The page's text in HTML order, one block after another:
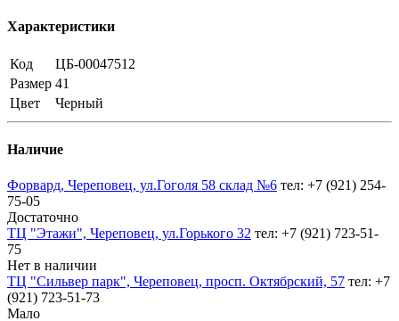
Характеристики
Код
ЦБ-00047512
Размер 41
Цвет
Черный
Наличие
Форвард, Череповец, ул.Гоголя 58 склад №6 тел: +7 (921) 254-
75-05
Достаточно
ТЦ "Этажи", Череповец, ул.Горького 32 тел: +7 (921) 723-51-
75
Нет в наличии
ТЦ "Сильвер парк", Череповец, просп. Октябрский, 57 тел: +7
(921) 723-51-73
Мало